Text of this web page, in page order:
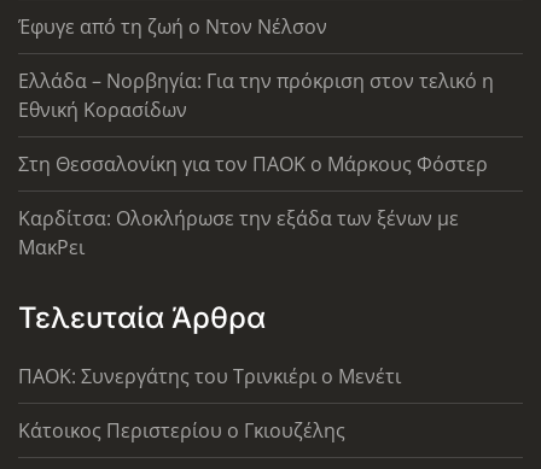
Έφυγε από τη ζωή ο Ντον Νέλσον
Ελλάδα – Νορβηγία: Για την πρόκριση στον τελικό η
Εθνική Κορασίδων
Στη Θεσσαλονίκη για τον ΠΑΟΚ ο Μάρκους Φόστερ
Καρδίτσα: Ολοκλήρωσε την εξάδα των ξένων με
ΜακΡει
Τελευταία Άρθρα
ΠΑΟΚ: Συνεργάτης του Τρινκιέρι ο Μενέτι
Κάτοικος Περιστερίου ο Γκιουζέλης